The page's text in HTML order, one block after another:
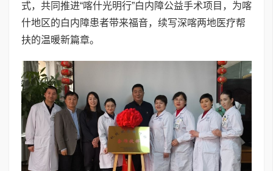
式，共同推进“喀什光明行”白内障公益手术项目，为喀
什地区的白内障患者带来福音，续写深喀两地医疗帮
扶的温暖新篇章。